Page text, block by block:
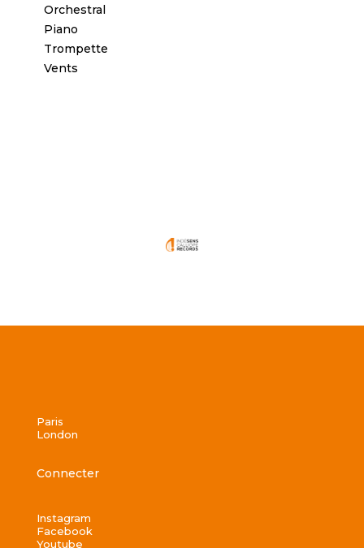
Orchestral
Piano
Trompette
Vents
Paris
London
Connecter
Instagram
Facebook
Youtube